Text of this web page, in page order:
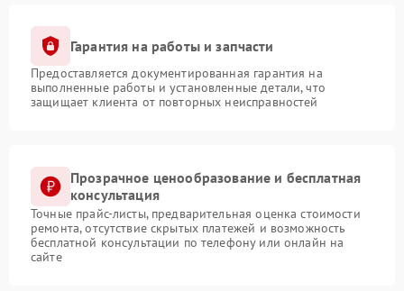
Гарантия на работы и запчасти
Предоставляется документированная гарантия на
выполненные работы и установленные детали, что
защищает клиента от повторных неисправностей
Прозрачное ценообразование и бесплатная
консультация
Точные прайс-листы, предварительная оценка стоимости
ремонта, отсутствие скрытых платежей и возможность
бесплатной консультации по телефону или онлайн на
сайте